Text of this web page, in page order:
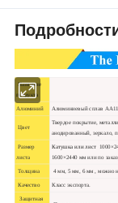
Название
продукта
Алюминий Алюминиевый сплав
Цвет
Твердое покрытие,
анодированный, зеркало,
Размер
листа
Катушка или лист
1600×2440 мм или по
Толщина 4 мм, 5 мм, 6 мм , можно
Качество Класс экспорта.
Защитная